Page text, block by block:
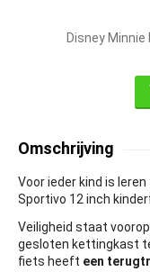
Disney
Omschrijving
Voor ieder kind is
Sportivo 12 inch
Veiligheid staat
gesloten kettingkast
fiets heeft een